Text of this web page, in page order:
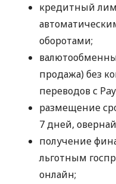
кредитный
оборотами;
продажа) без
переводов с
размещение
7 дней,
получение
льготным
онлайн;